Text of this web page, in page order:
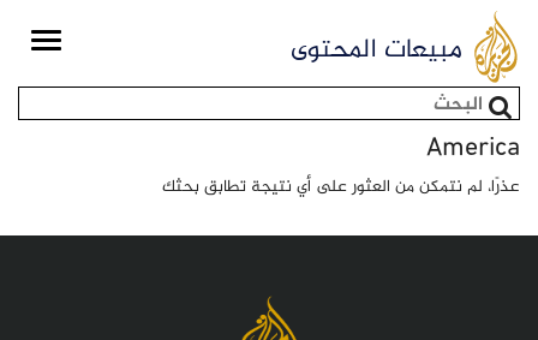
مبيعات المحتوى Toggle
استمارة البحث
America
عذرًا، لم نتمكن من العثور على أي نتيجة تطابق بحثك